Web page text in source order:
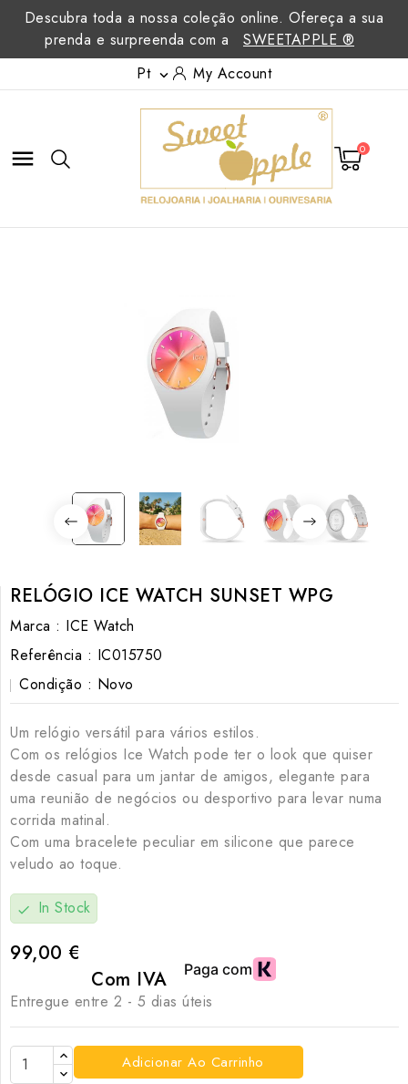
Descubra toda a nossa coleção online. Ofereça a sua
prenda e surpreenda com a
SWEETAPPLE ®
Pt  My Account
 0
RELÓGIO ICE WATCH SUNSET WPG
Marca : ICE Watch
Referência : IC015750
Condição : Novo
Um relógio versátil para vários estilos.
Com os relógios Ice Watch pode ter o look que quiser
desde casual para um jantar de amigos, elegante para
uma reunião de negócios ou desportivo para levar numa
corrida matinal.
Com uma bracelete peculiar em silicone que parece
veludo ao toque.
check In Stock
99,00 €
Com IVA
Entregue entre 2 - 5 dias úteis
Adicionar Ao Carrinho